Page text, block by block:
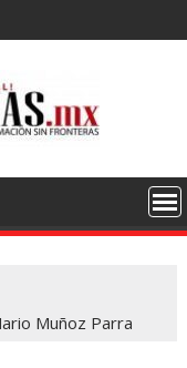
Muñoz Parra